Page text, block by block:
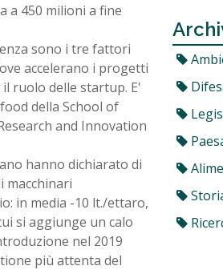
a 450 milioni a fine
sono i tre fattori
accelerano i progetti
ruolo delle startup. E'
della School of
and Innovation
hanno dichiarato di
macchinari
in media -10 lt./ettaro,
si aggiunge un calo
nel 2019
più attenta del